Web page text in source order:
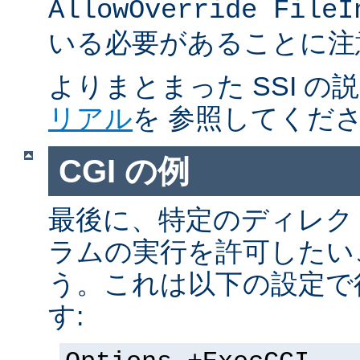
AllowOverride
いる必要があることに
よりまとまった SSI の
リアルを 参照してくだ
CGI の例
最後に、特定のディレ
ラムの実行を許可した
う。これは以下の設定
す: